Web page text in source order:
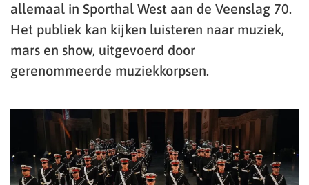
allemaal in Sporthal West aan de Veenslag 70.
Het publiek kan kijken luisteren naar muziek,
mars en show, uitgevoerd door
gerenommeerde muziekkorpsen.